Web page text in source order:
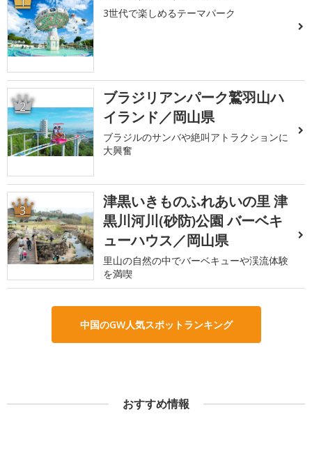
3世代で楽しめるテーマパーク
2
ブラジリアンパーク鷲羽山ハ
イランド／岡山県
ブラジルのサンバや絶叫アトラクションに
大興奮
3
津黒いきものふれあいの里 津
黒川河川(砂防)公園 バーベキ
ューハウス／岡山県
里山の自然の中でバーベキューや渓流体験
を満喫
中国のGW人気スポットランキング
おすすめ情報